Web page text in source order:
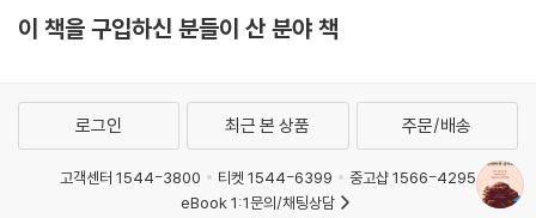
몸과 마음은 하나다 프랑스 철학자 르네 데카르트는 1640년대에 ‘심신이
는 이 개념에 따라 몸과 마음은 물질적으로는 연결되어 있지만 개별적인
실체라고 했어요. 심신이원론은 350여 년 동안 지배적인 사고로 작용했지
요. 그러나 21세기에 들어서면서 과학자들은 데카르트가 틀렸음을 입증하
기 시작했습니다. 사람의 몸과 마음은 깔끔하게 분리되어 있지 않아요. 오
버클리대학교의 한 연구진은 ‘자신과 거리 두기’ 방법을 추천한다. 예를 들
이야기를 상상하는 것이다. 나는 그 친구나 과거의 나를 어떤 눈으로 바라
보고 어떤 조언을 해 줄까? 이런 상상을 하는 동안 깊이 매몰되어 있던 상
황과 문제에서 빠져나와 한발 뒤로 물러날 수 있고 보다 현명한 대처가 가
이 책을 구입하신 분들이 산 분야 책
로그인 최근 본 상품 주문/배송
고객센터 1544-3800 티켓 1544-6399
중고샵 1566-4295
eBook 1:1문의/채팅상담